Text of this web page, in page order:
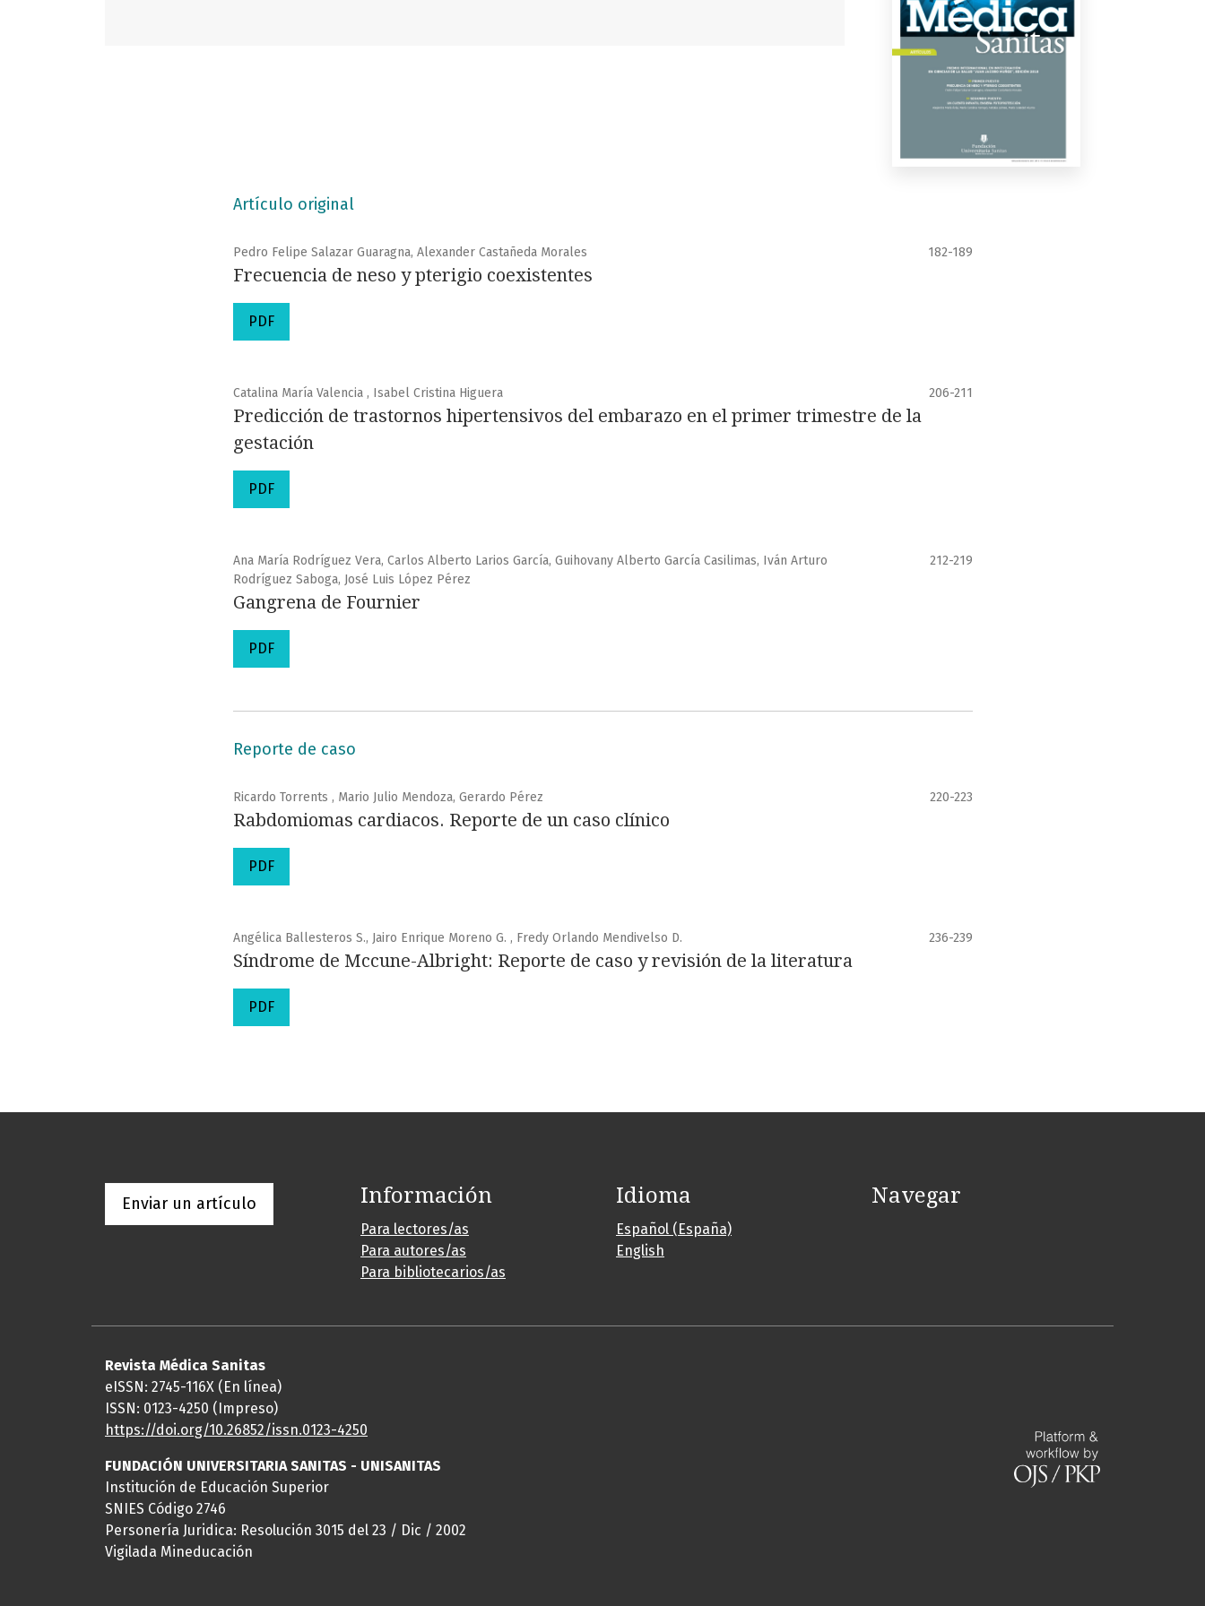
Artículo original
Pedro Felipe Salazar Guaragna, Alexander Castañeda Morales 182-189
Frecuencia de neso y pterigio coexistentes
PDF
Catalina María Valencia , Isabel Cristina Higuera 206-211
Predicción de trastornos hipertensivos del embarazo en el primer trimestre de la
gestación
PDF
Ana María Rodríguez Vera, Carlos Alberto Larios García, Guihovany Alberto García Casilimas, Iván Arturo
Rodríguez Saboga, José Luis López Pérez
212-219
Gangrena de Fournier
PDF
Reporte de caso
Ricardo Torrents , Mario Julio Mendoza, Gerardo Pérez 220-223
Rabdomiomas cardiacos. Reporte de un caso clínico
PDF
Angélica Ballesteros S., Jairo Enrique Moreno G. , Fredy Orlando Mendivelso D. 236-239
Síndrome de Mccune-Albright: Reporte de caso y revisión de la literatura
PDF
Enviar un artículo Información
Para lectores/as
Para autores/as
Para bibliotecarios/as
Idioma
Español (España)
English
Navegar
Revista Médica Sanitas
eISSN: 2745-116X (En línea)
ISSN: 0123-4250 (Impreso)
https://doi.org/10.26852/issn.0123-4250
FUNDACIÓN UNIVERSITARIA SANITAS - UNISANITAS
Institución de Educación Superior
SNIES Código 2746
Personería Juridica: Resolución 3015 del 23 / Dic / 2002
Vigilada Mineducación